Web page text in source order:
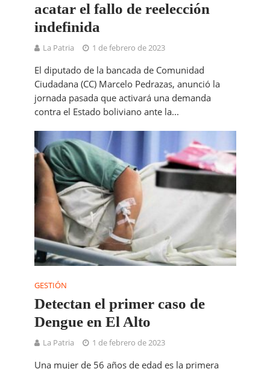
acatar el fallo de reelección
indefinida
La Patria 1 de febrero de 2023
El diputado de la bancada de Comunidad
Ciudadana (CC) Marcelo Pedrazas, anunció la
jornada pasada que activará una demanda
contra el Estado boliviano ante la...
GESTIÓN
Detectan el primer caso de
Dengue en El Alto
La Patria 1 de febrero de 2023
Una mujer de 56 años de edad es la primera